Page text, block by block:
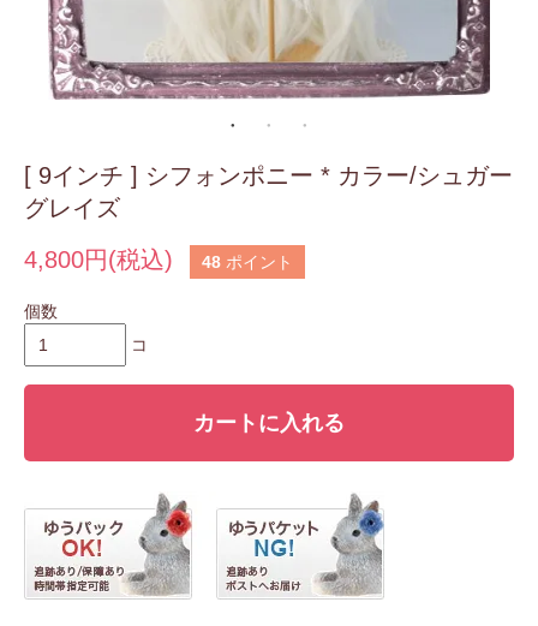
[ 9インチ ] シフォンポニー * カラー/シュガー
グレイズ
4,800円(税込)
48 ポイント
個数
コ
カートに入れる